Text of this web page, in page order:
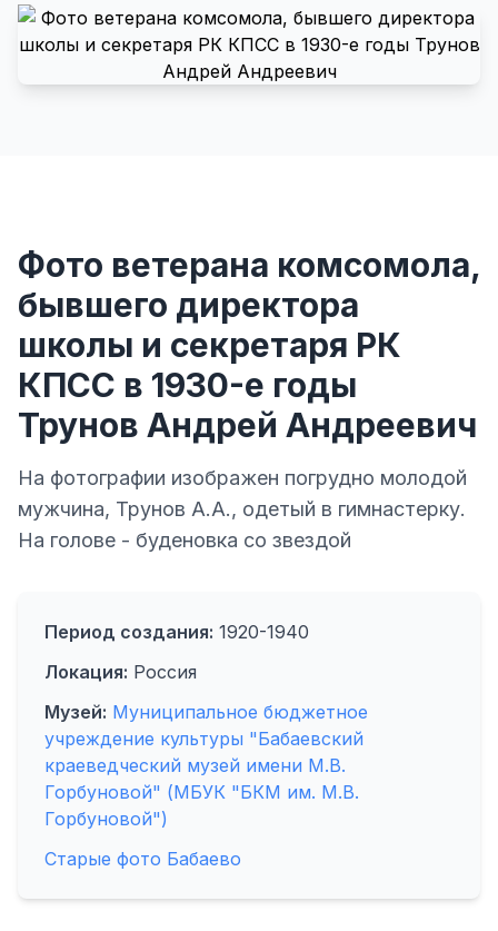
Фото ветерана комсомола,
бывшего директора
школы и секретаря РК
КПСС в 1930-е годы
Трунов Андрей Андреевич
На фотографии изображен погрудно молодой
мужчина, Трунов А.А., одетый в гимнастерку.
На голове - буденовка со звездой
Период создания: 1920-1940
Локация: Россия
Музей: Муниципальное бюджетное
учреждение культуры "Бабаевский
краеведческий музей имени М.В.
Горбуновой" (МБУК "БКМ им. М.В.
Горбуновой")
Старые фото Бабаево